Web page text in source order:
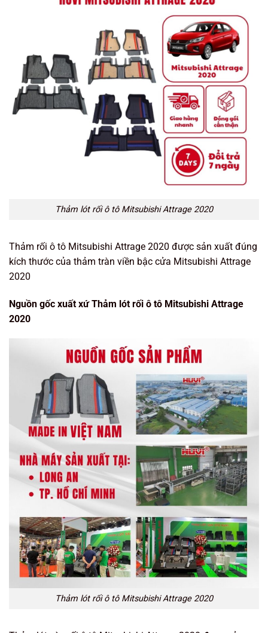
Thảm lót rối ô tô Mitsubishi Attrage 2020
Thảm rối ô tô Mitsubishi Attrage 2020 được sản xuất đúng
kích thước của thảm tràn viền bậc cửa Mitsubishi Attrage
2020
Nguồn gốc xuất xứ Thảm lót rối ô tô Mitsubishi Attrage
2020
Thảm lót rối ô tô Mitsubishi Attrage 2020